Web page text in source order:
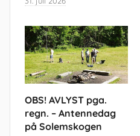
OBS! AVLYST pga.
regn. – Antennedag
på Solemskogen